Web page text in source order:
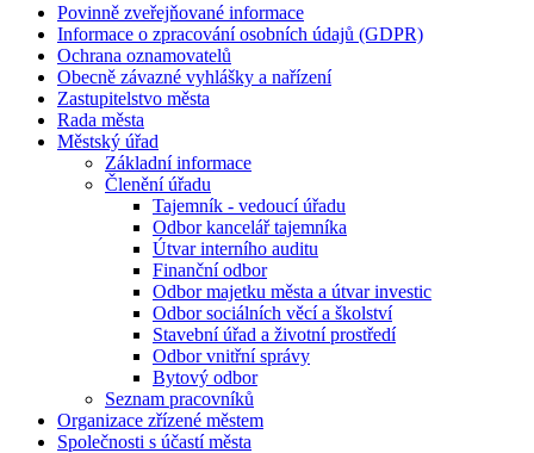
Povinně zveřejňované informace
Informace o zpracování osobních údajů (GDPR)
Ochrana oznamovatelů
Obecně závazné vyhlášky a nařízení
Zastupitelstvo města
Rada města
Městský úřad
Základní informace
Členění úřadu
Tajemník - vedoucí úřadu
Odbor kancelář tajemníka
Útvar interního auditu
Finanční odbor
Odbor majetku města a útvar investic
Odbor sociálních věcí a školství
Stavební úřad a životní prostředí
Odbor vnitřní správy
Bytový odbor
Seznam pracovníků
Organizace zřízené městem
Společnosti s účastí města